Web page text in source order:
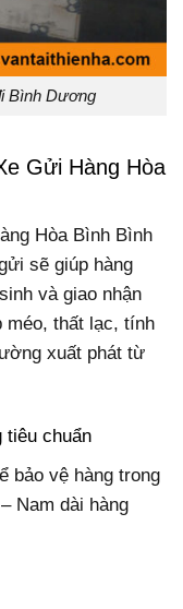
Bình Dương
Gửi Hàng Hòa
Hòa Bình Bình
sẽ giúp hàng
và giao nhận
méo, thất lạc, tính
xuất phát từ
tiêu chuẩn
bảo vệ hàng trong
Nam dài hàng